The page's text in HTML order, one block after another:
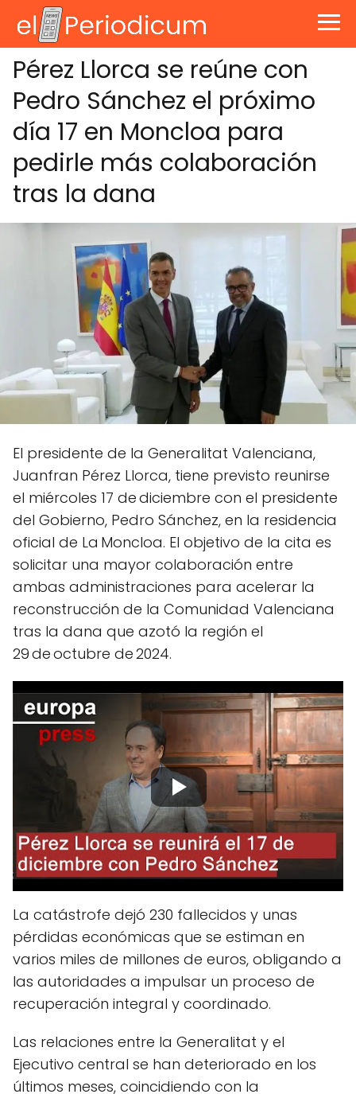
Pérez Llorca se reúne con
Pedro Sánchez el próximo
día 17 en Moncloa para
pedirle más colaboración
tras la dana
El presidente de la Generalitat Valenciana,
Juanfran Pérez Llorca, tiene previsto reunirse
el miércoles 17 de diciembre con el presidente
del Gobierno, Pedro Sánchez, en la residencia
oficial de La Moncloa. El objetivo de la cita es
solicitar una mayor colaboración entre
ambas administraciones para acelerar la
reconstrucción de la Comunidad Valenciana
tras la dana que azotó la región el
29 de octubre de 2024.
La catástrofe dejó 230 fallecidos y unas
pérdidas económicas que se estiman en
varios miles de millones de euros, obligando a
las autoridades a impulsar un proceso de
recuperación integral y coordinado.
Las relaciones entre la Generalitat y el
Ejecutivo central se han deteriorado en los
últimos meses, coincidiendo con la